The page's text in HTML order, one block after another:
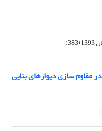
بررسی اثرچیدمان ورق های CFRP در مقاوم سازی دیوارهای بنایی